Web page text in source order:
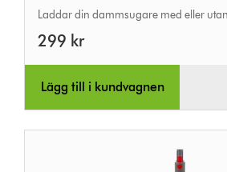
Laddar din dammsugare med eller
299 kr
Lägg till i kundvagnen